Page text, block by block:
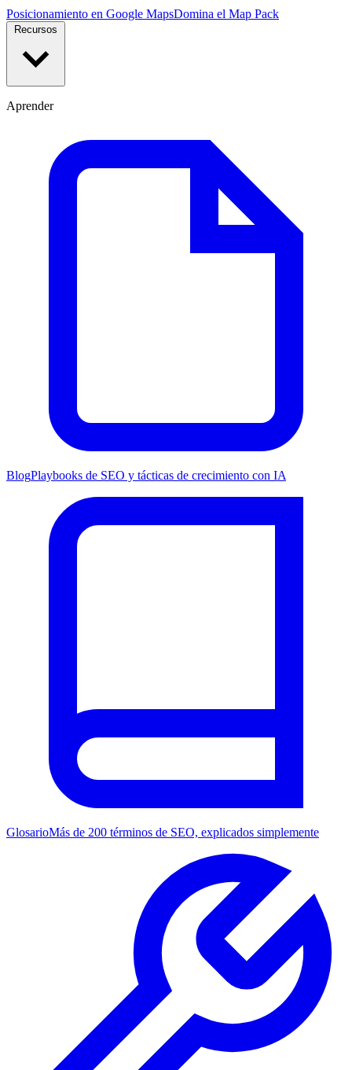
Posicionamiento en Google MapsDomina el Map Pack
Aprender
BlogPlaybooks de SEO y tácticas de crecimiento con IA
GlosarioMás de 200 términos de SEO, explicados simplemente